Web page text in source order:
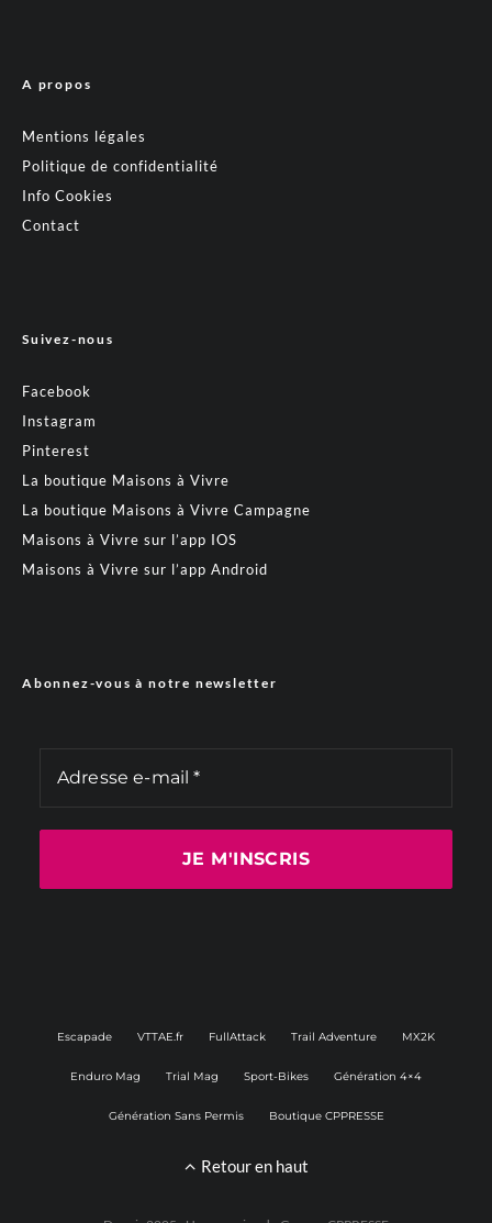
A propos
Mentions légales
Politique de confidentialité
Info Cookies
Contact
Suivez-nous
Facebook
Instagram
Pinterest
La boutique Maisons à Vivre
La boutique Maisons à Vivre Campagne
Maisons à Vivre sur l’app IOS
Maisons à Vivre sur l’app Android
Abonnez-vous à notre newsletter
Escapade VTTAE.fr FullAttack Trail Adventure MX2K
Enduro Mag Trial Mag Sport-Bikes Génération 4×4
Génération Sans Permis Boutique CPPRESSE
Retour en haut